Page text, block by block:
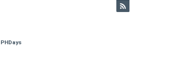
PHDays